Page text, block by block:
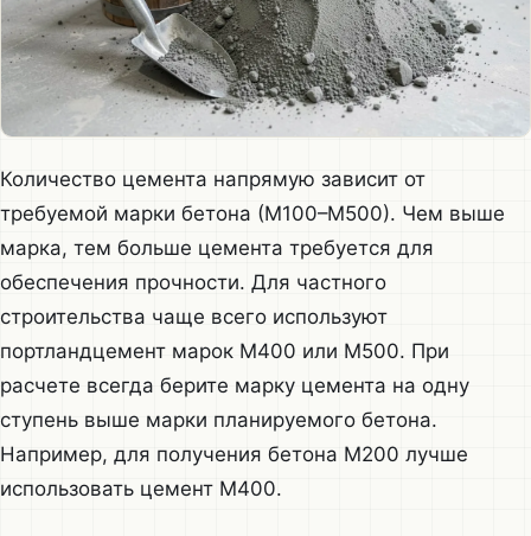
Количество цемента напрямую зависит от
требуемой марки бетона (М100–М500). Чем выше
марка, тем больше цемента требуется для
обеспечения прочности. Для частного
строительства чаще всего используют
портландцемент марок М400 или М500. При
расчете всегда берите марку цемента на одну
ступень выше марки планируемого бетона.
Например, для получения бетона М200 лучше
использовать цемент М400.